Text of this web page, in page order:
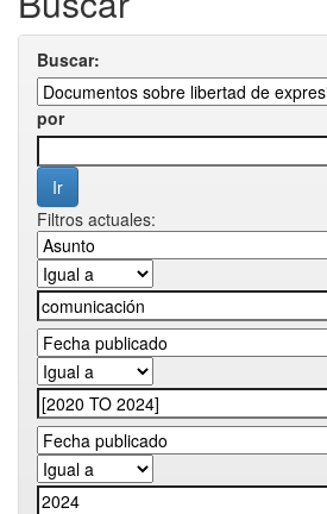
Buscar:
por
Filtros actuales: